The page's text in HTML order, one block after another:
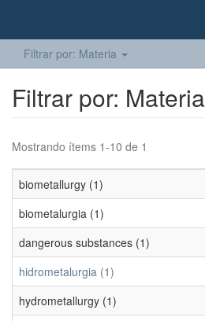
Filtrar por: Materia
Filtrar por: Materia
Mostrando ítems 1-10 de 1
biometallurgy (1)
biometalurgia (1)
dangerous substances (1)
hidrometalurgia (1)
hydrometallurgy (1)